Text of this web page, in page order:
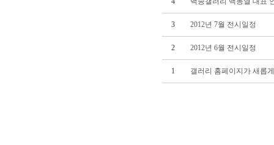
3 2012년 7월 전시일정
2 2012년 6월 전시일정
1 갤러리 홈페이지가 새롭